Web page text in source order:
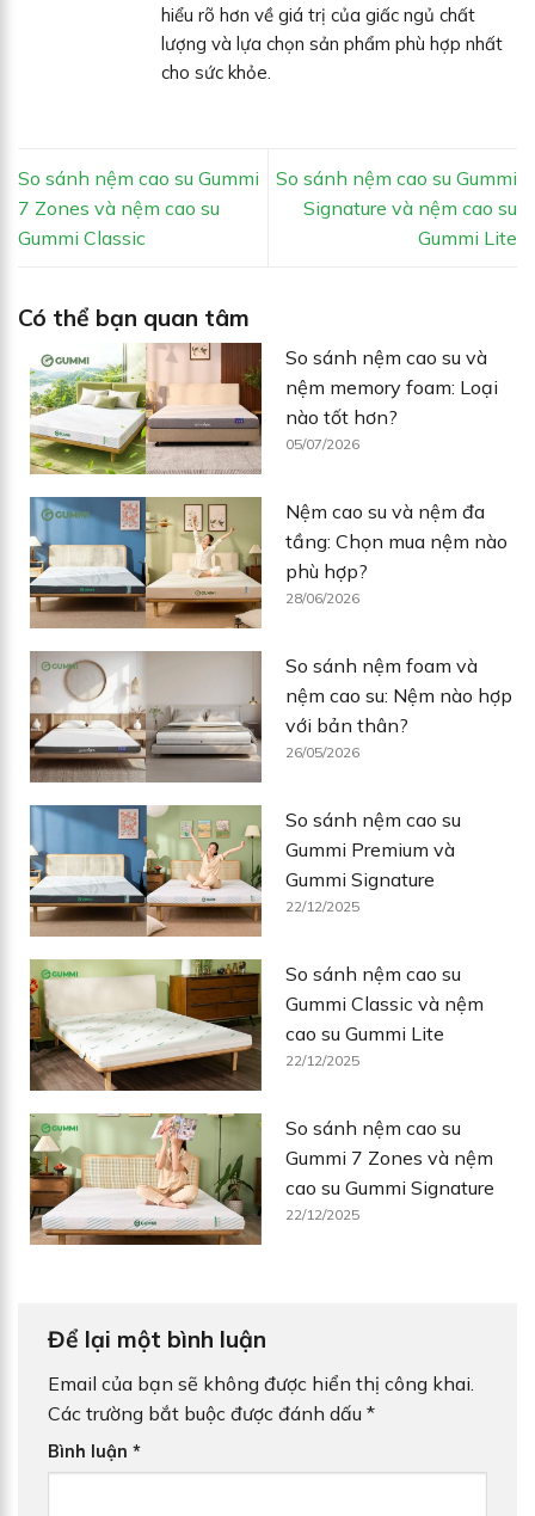
hiểu rõ hơn về giá trị của giấc ngủ chất
lượng và lựa chọn sản phẩm phù hợp nhất
cho sức khỏe.
So sánh nệm cao su Gummi
7 Zones và nệm cao su
Gummi Classic
So sánh nệm cao su Gummi
Signature và nệm cao su
Gummi Lite
Có thể bạn quan tâm
So sánh nệm cao su và
nệm memory foam: Loại
nào tốt hơn?
05/07/2026
Nệm cao su và nệm đa
tầng: Chọn mua nệm nào
phù hợp?
28/06/2026
So sánh nệm foam và
nệm cao su: Nệm nào hợp
với bản thân?
26/05/2026
So sánh nệm cao su
Gummi Premium và
Gummi Signature
22/12/2025
So sánh nệm cao su
Gummi Classic và nệm
cao su Gummi Lite
22/12/2025
So sánh nệm cao su
Gummi 7 Zones và nệm
cao su Gummi Signature
22/12/2025
Để lại một bình luận
Email của bạn sẽ không được hiển thị công khai.
Các trường bắt buộc được đánh dấu *
Bình luận *